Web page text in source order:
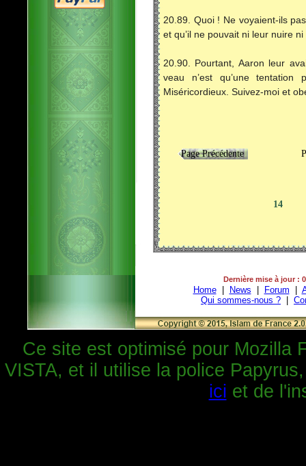
20.89. Quoi ! Ne voyaient-ils
et qu’il ne pouvait ni leur nuire
20.90. Pourtant, Aaron leur
veau n’est qu’une
Miséricordieux. Suivez-moi et
Page Précédente
14
Dernière mise à jour :
Home| News Forum
Qui sommes-nous ?
Ce site est optimisé pour Mozilla
VISTA, et il utilise la police
ici et de